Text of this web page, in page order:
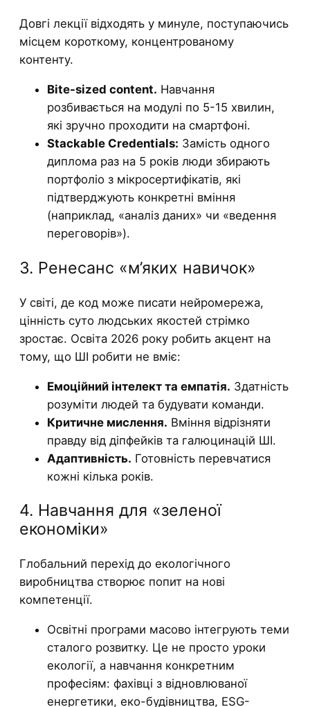
Довгі лекції відходять у минуле, поступаючись
місцем короткому, концентрованому
контенту.
Bite-sized content. Навчання
розбивається на модулі по 5-15 хвилин,
які зручно проходити на смартфоні.
Stackable Credentials: Замість одного
диплома раз на 5 років люди збирають
портфоліо з мікросертифікатів, які
підтверджують конкретні вміння
(наприклад, «аналіз даних» чи «ведення
переговорів»).
3. Ренесанс «м’яких навичок»
У світі, де код може писати нейромережа,
цінність суто людських якостей стрімко
зростає. Освіта 2026 року робить акцент на
тому, що ШІ робити не вміє:
Емоційний інтелект та емпатія. Здатність
розуміти людей та будувати команди.
Критичне мислення. Вміння відрізняти
правду від діпфейків та галюцинацій ШІ.
Адаптивність. Готовність перевчатися
кожні кілька років.
4. Навчання для «зеленої
економіки»
Глобальний перехід до екологічного
виробництва створює попит на нові
компетенції.
Освітні програми масово інтегрують теми
сталого розвитку. Це не просто уроки
екології, а навчання конкретним
професіям: фахівці з відновлюваної
енергетики, еко-будівництва, ESG-